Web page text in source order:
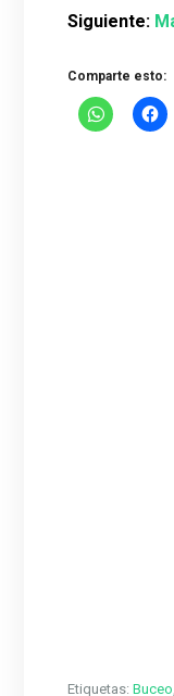
Siguiente:
Comparte esto:
Etiquetas:Buceo